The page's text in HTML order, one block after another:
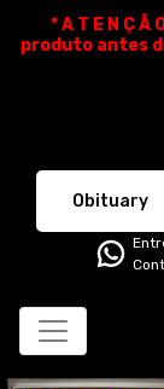
* A T E N Ç Ã
produto antes